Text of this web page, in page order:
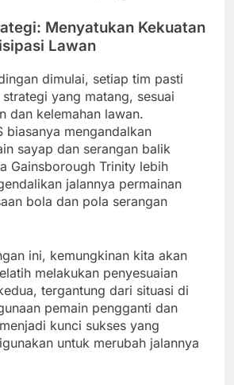
Menyatukan Kekuatan
Lawan
dimulai, setiap tim pasti
yang matang, sesuai
dan kelemahan lawan.
biasanya mengandalkan
sayap dan serangan balik
Gainsborough Trinity lebih
jalannya permainan
bola dan pola serangan
ini, kemungkinan kita akan
melakukan penyesuaian
tergantung dari situasi di
pemain pengganti dan
kunci sukses yang
untuk merubah jalannya